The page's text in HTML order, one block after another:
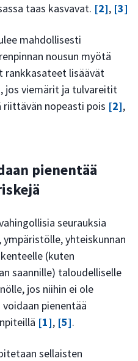
taas kasvavat. [2], [3]
mahdollisesti
nousun myötä
rankkasateet lisäävät
jos viemärit ja tulvareitit
riittävän nopeasti pois [2],
pienentää
seurauksia
yhteiskunnan
(kuten
saannille) taloudelliselle
jos niihin ei ole
pienentää
[1], [5].
sellaisten